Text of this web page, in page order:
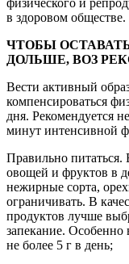
в здоровом обществе.
ЧТОБЫ
ДОЛЬШЕ, ВОЗ
Вести активный
компенсироваться
дня. Рекомендуется
минут интенсивной
Правильно
овощей и фруктов в
нежирные сорта,
ограничивать. В
продуктов лучше
запекание. Особенно
не более 5 г в день;